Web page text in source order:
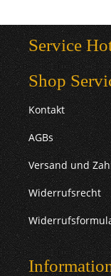
Service
Shop
Kontakt
AGBs
Versand und
Widerrufsrecht